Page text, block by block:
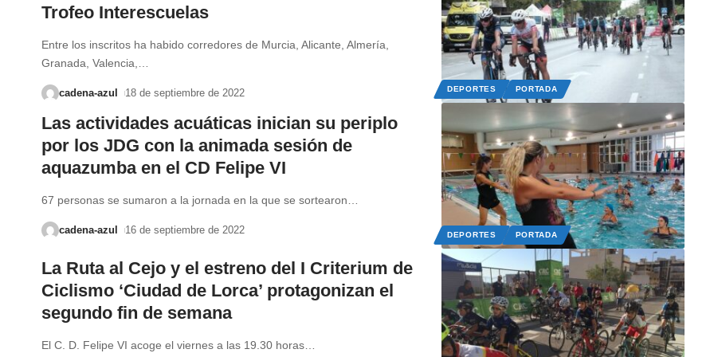
DEPORTES PORTADA
Trofeo Interescuelas
Entre los inscritos ha habido corredores de Murcia, Alicante, Almería,
Granada, Valencia,…
cadena-azul 18 de septiembre de 2022
DEPORTES PORTADA
Las actividades acuáticas inician su periplo
por los JDG con la animada sesión de
aquazumba en el CD Felipe VI
67 personas se sumaron a la jornada en la que se sortearon
cadena-azul 16 de septiembre de 2022
La Ruta al Cejo y el estreno del I Criterium de
Ciclismo ‘Ciudad de Lorca’ protagonizan el
segundo fin de semana
El C. D. Felipe VI acoge el viernes a las 19.30 horas…